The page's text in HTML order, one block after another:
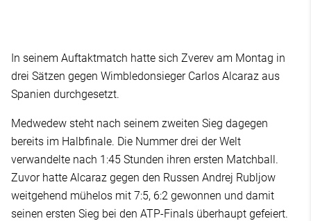
In seinem Auftaktmatch hatte sich Zverev am Montag in
drei Sätzen gegen Wimbledonsieger Carlos Alcaraz aus
Spanien durchgesetzt.
Medwedew steht nach seinem zweiten Sieg dagegen
bereits im Halbfinale. Die Nummer drei der Welt
verwandelte nach 1:45 Stunden ihren ersten Matchball.
Zuvor hatte Alcaraz gegen den Russen Andrej Rubljow
weitgehend mühelos mit 7:5, 6:2 gewonnen und damit
seinen ersten Sieg bei den ATP-Finals überhaupt gefeiert.